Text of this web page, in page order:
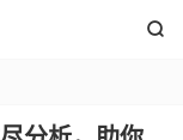
